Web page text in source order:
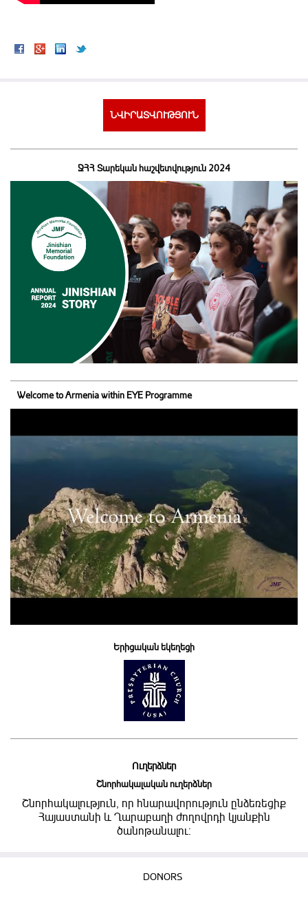
ՆՎԻՐԱՏՎՈՒԹՅՈՒՆ
ՋՀՀ Տարեկան հաշվետվություն 2024
Welcome to Armenia within EYE Programme
Երիցական եկեղեցի
Ուղերձներ
Շնորհակալական ուղերձներ
Շնորհակալություն, որ հնարավորություն ընձեռեցիք
Հայաստանի և Ղարաբաղի ժողովրդի կյանքին
ծանոթանալու:
DONORS